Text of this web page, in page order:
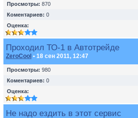
Просмотры: 870
Коментариев: 0
Оценка:
Проходил ТО-1 в Автотрейде
ZeroCool • 18 сен 2011, 12:47
Просмотры: 980
Коментариев: 0
Оценка:
Не надо ездить в этот сервис